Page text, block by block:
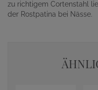
zu richtigem Cortenstahl
der Rostpatina bei Nässe.